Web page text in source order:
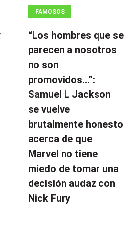
FAMOSOS
“Los hombres que se
parecen a nosotros
no son
promovidos…”:
Samuel L Jackson
se vuelve
brutalmente honesto
acerca de que
Marvel no tiene
miedo de tomar una
decisión audaz con
Nick Fury